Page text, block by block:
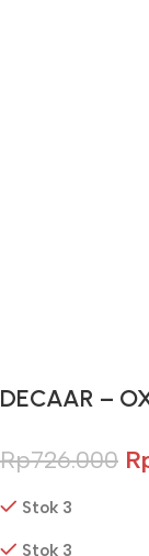
DECAAR –
Rp726.000
Stok 3
Stok 3